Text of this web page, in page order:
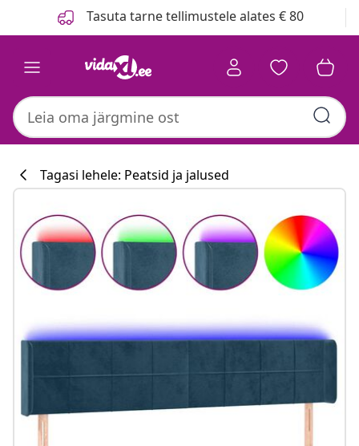
Tasuta tarne tellimustele alates € 80
Tagasi lehele: Peatsid ja jalused